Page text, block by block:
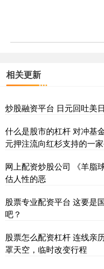
相关更新
炒股融资平台 日元回吐美
什么是股市的杠杆 对冲基
元押注流向红杉支持的一
网上配资炒股公司 《羊脂
估人性的恶
股票专业配资平台 这要是
吧？
股票怎么配资杠杆 连线亲
罩天空，临时改变行程